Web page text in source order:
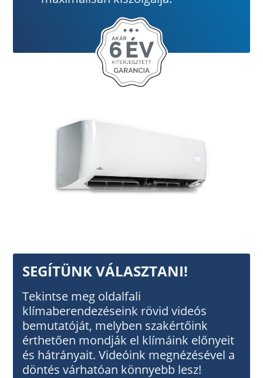
SEGÍTÜNK VÁLASZTANI!
Tekintse meg oldalfali
klímaberendezéseink rövid videós
bemutatóját, melyben szakértőink
érthetően mondják el klímáink előnyeit
és hátrányait. Videóink megnézésével a
döntés várhatóan könnyebb lesz!